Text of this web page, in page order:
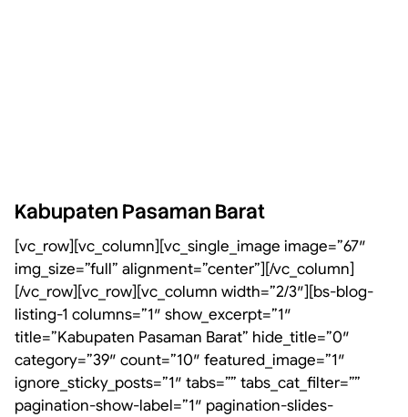
Kabupaten Pasaman Barat
[vc_row][vc_column][vc_single_image image=”67″
img_size=”full” alignment=”center”][/vc_column]
[/vc_row][vc_row][vc_column width=”2/3″][bs-blog-
listing-1 columns=”1″ show_excerpt=”1″
title=”Kabupaten Pasaman Barat” hide_title=”0″
category=”39″ count=”10″ featured_image=”1″
ignore_sticky_posts=”1″ tabs=”” tabs_cat_filter=””
pagination-show-label=”1″ pagination-slides-